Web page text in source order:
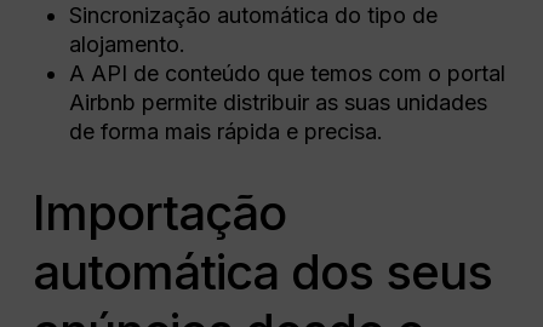
Sincronização automática do tipo de
alojamento.
A API de conteúdo que temos com o portal
Airbnb permite distribuir as suas unidades
de forma mais rápida e precisa.
Importação
automática dos seus